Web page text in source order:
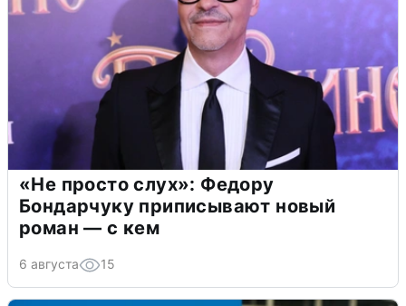
«Не просто слух»: Федору
Бондарчуку приписывают новый
роман — с кем
6 августа 15